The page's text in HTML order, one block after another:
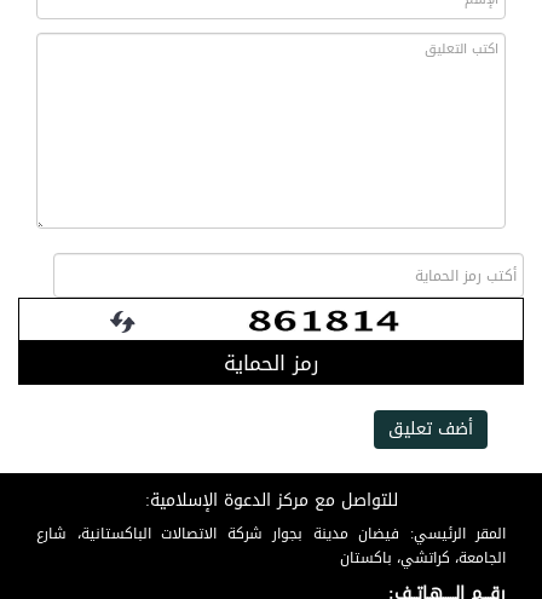
رمز الحماية
أضف تعليق
للتواصل مع مركز الدعوة الإسلامية:
المقر الرئيسي: فيضان مدينة بجوار شركة الاتصالات الباكستانية، شارع
الجامعة، كراتشي، باكستان